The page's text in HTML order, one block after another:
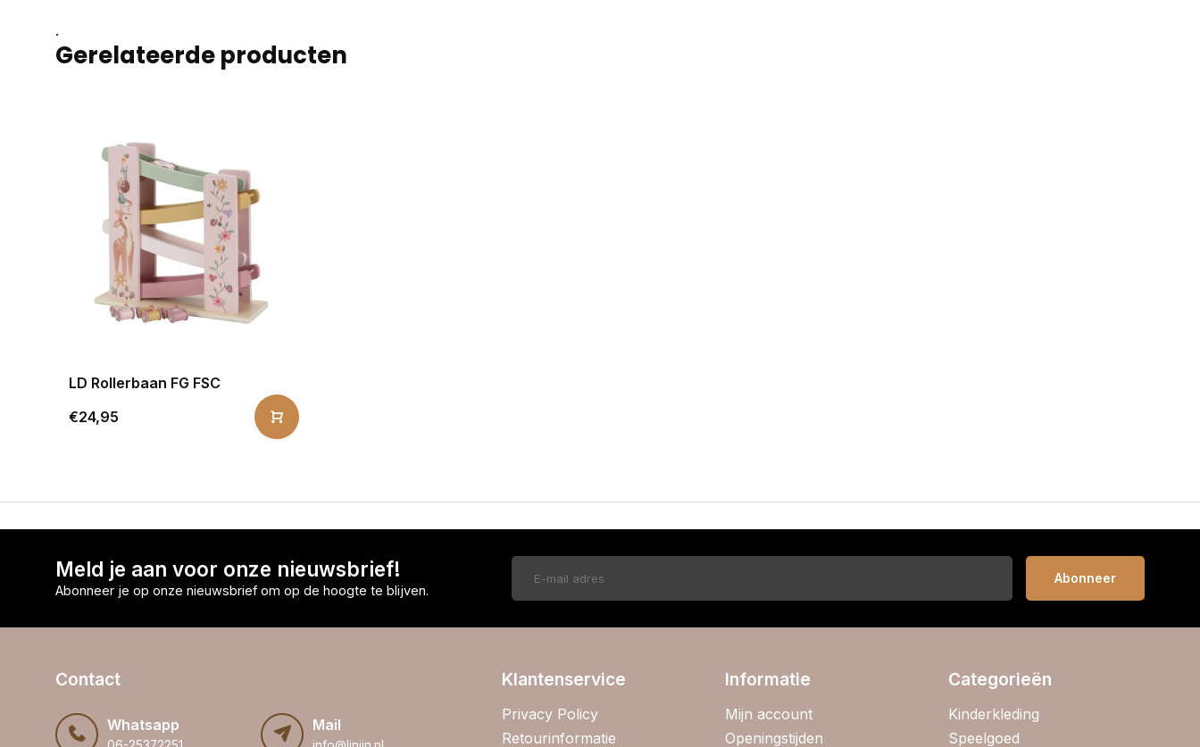
.
Gerelateerde producten
LD Rollerbaan FG FSC
€24,95
Meld je aan voor onze nieuwsbrief!
Abonneer je op onze nieuwsbrief om op de hoogte te blijven.
Abonneer
Contact
Whatsapp Mail
Klantenservice
Privacy Policy
Retourinformatie
Informatie
Mijn account
Openingstijden
Categorieën
Kinderkleding
Speelgoed